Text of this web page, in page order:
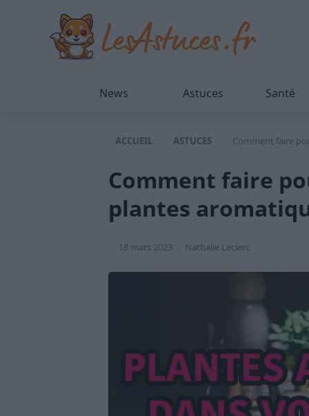
News Astuces Santé
ACCUEIL ASTUCES Comment faire
Comment faire
plantes
18 mars 2023 Nathalie Leclerc